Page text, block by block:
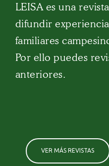
LEISA es una
difundir
familiares
Por ello puedes
anteriores.
VER MÁS REVISTAS